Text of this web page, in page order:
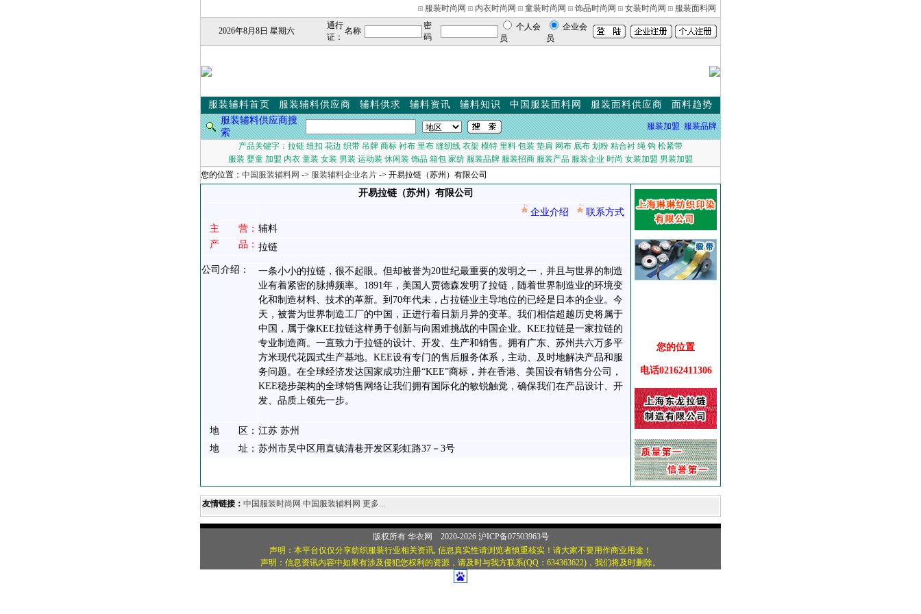
服装时尚网 内衣时尚网 童装时尚网 饰品时尚网 女装时尚网 服装面料网
2026年8月8日 星期六
通行
证：
名称
密
码
个人会
员
企业会
员
服装辅料首页 服装辅料供应商 辅料供求 辅料资讯 辅料知识 中国服装面料网 服装面料供应商
面料趋势
服装辅料供应商搜
索
服装加盟 服装品牌
产品关键字： 拉链 纽扣 花边 织带 吊牌 商标 衬布 里布 缝纫线 衣架 模特 里料 包装 垫肩 网布 底布 划粉 粘合衬 绳 钩 松紧带
服装 婴童 加盟 内衣 童装 女装 男装 运动装 休闲装 饰品 箱包 家纺 服装品牌 服装招商 服装产品 服装企业 时尚 女装加盟 男装加盟
您的位置： 中国服装辅料网 -> 服装辅料企业名片 -> 开易拉链（苏州）有限公司
开易拉链（苏州）有限公司
企业介绍
联系方式
主 营： 辅料
产 品： 拉链
公司介绍：
一条小小的拉链，很不起眼。但却被誉为20世纪最重要的发明之一，并且与世界的制造
业有着紧密的脉搏频率。1891年，美国人贾德森发明了拉链，随着世界制造业的环境变
化和制造材料、技术的革新。到70年代未，占拉链业主导地位的已经是日本的企业。今
天，被誉为世界制造工厂的中国，正进行着日新月异的变革。我们相信超越历史将属于
中国，属于像KEE拉链这样勇于创新与向困难挑战的中国企业。KEE拉链是一家拉链的
专业制造商。一直致力于拉链的设计、开发、生产和销售。拥有广东、苏州共六万多平
方米现代花园式生产基地。KEE设有专门的售后服务体系，主动、及时地解决产品和服
务问题。在全球经济发达国家成功注册“KEE”商标，并在香港、美国设有销售分公司，
KEE稳步架构的全球销售网络让我们拥有国际化的敏锐触觉，确保我们在产品设计、开
发、品质上领先一步。
地 区： 江苏 苏州
地 址： 苏州市吴中区用直镇清巷开发区彩虹路37－3号
您的位置
电话02162411306
友情链接： 中国服装时尚网 中国服装辅料网 更多...
版权所有 华衣网
2020-2026 沪ICP备07503963号
声明：本平台仅仅分享纺织服装行业相关资讯, 信息真实性请浏览者慎重核实！请大家不要用作商业用途！
声明：信息资讯内容中如果有涉及侵犯您权利的资源，请及时与我方联系(QQ：634363622)，我们将及时删除。